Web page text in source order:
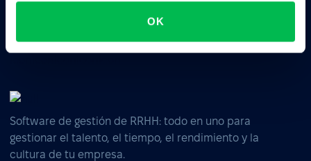
OK
Software de gestión de RRHH: todo en uno para
gestionar el talento, el tiempo, el rendimiento y la
cultura de tu empresa.